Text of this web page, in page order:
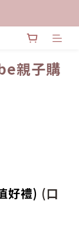
親子購
好禮) (口